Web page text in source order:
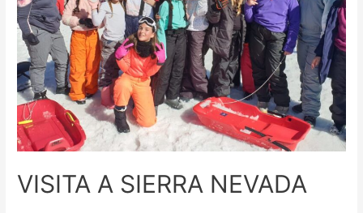
VISITA A SIERRA NEVADA